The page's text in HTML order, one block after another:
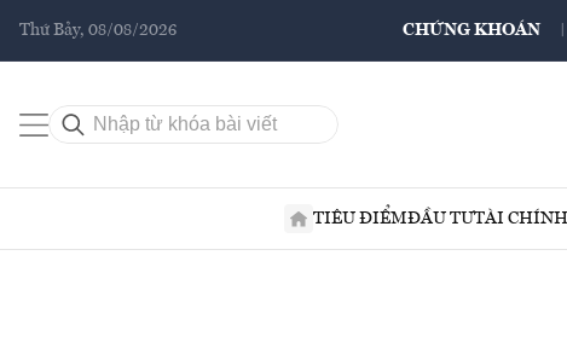
Thứ Bảy, 08/08/2026 CHỨNG KHOÁN
TIÊU ĐIỂMĐẦU TƯTÀI CHÍNH